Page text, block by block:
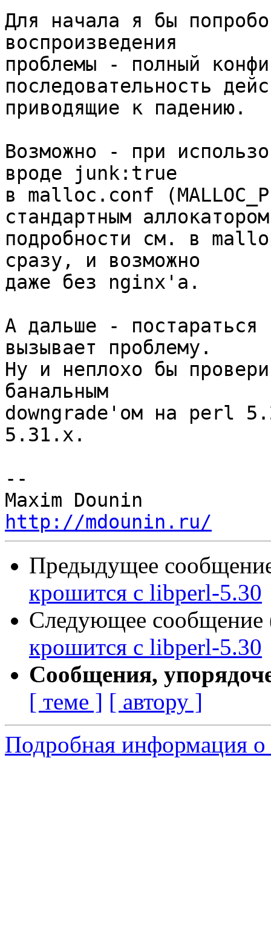
Для начала я бы
воспроизведения
проблемы - полный
последовательность
приводящие к падению.
Возможно - при
вроде junk:true
в malloc.conf
стандартным
подробности см. в
сразу, и возможно
даже без nginx'а.
А дальше - постараться
вызывает проблему.
Ну и неплохо бы
банальным
downgrade'ом на perl
5.31.x.
--
http://mdounin.ru/
Предыдущее
крошится с libperl-5.30
Следующее сообщение
крошится с libperl-5.30
Сообщения,
[ теме ] [ автору ]
Подробная информация